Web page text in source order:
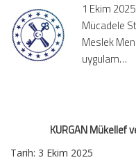
Rehberi
için
1 Ekim
Mücadele
Meslek
uygulam…
KURGAN Mükellef
Tarih: 3 Ekim 2025